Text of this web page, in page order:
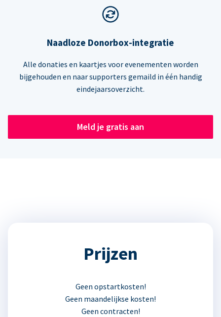
Naadloze Donorbox-integratie
Alle donaties en kaartjes voor evenementen worden
bijgehouden en naar supporters gemaild in één handig
eindejaarsoverzicht.
Meld je gratis aan
Prijzen
Geen opstartkosten!
Geen maandelijkse kosten!
Geen contracten!